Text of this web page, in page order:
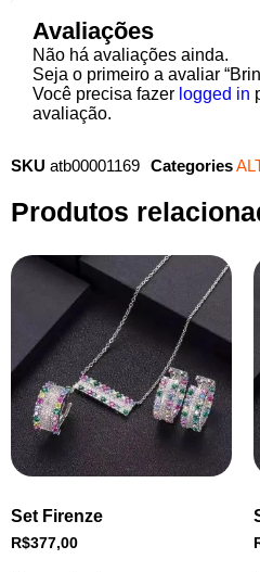
Avaliações
Não há avaliações ainda.
Seja o primeiro a avaliar
Você precisa fazer logged in
avaliação.
SKU atb00001169 Categories
Produtos
Set Firenze
R$377,00